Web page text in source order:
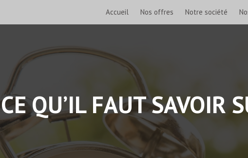
Accueil Nos offres Notre société
CE QU’IL FAUT SAVOIR